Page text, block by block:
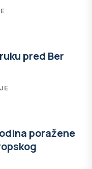
pred Ber
poražene